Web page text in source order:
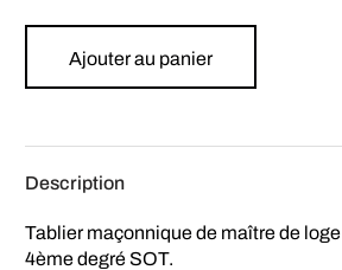
Ajouter au panier
Description
Tablier maçonnique de maître de
4ème degré SOT.